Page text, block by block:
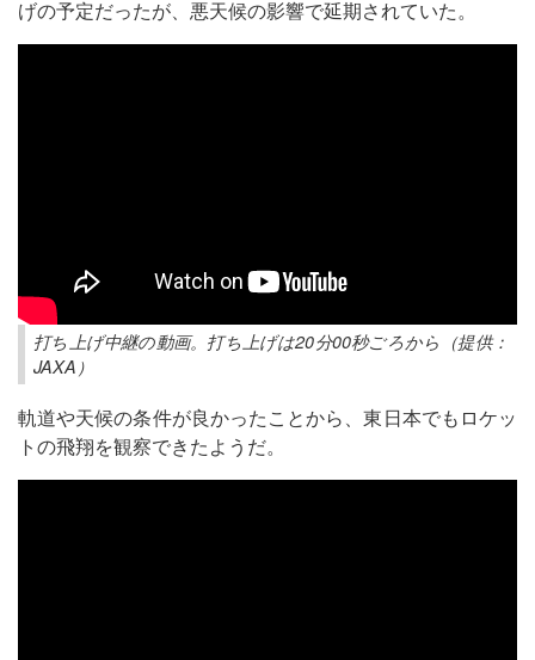
げの予定だったが、悪天候の影響で延期されていた。
打ち上げ中継の動画。打ち上げは20分00秒ごろから（提供：
JAXA）
軌道や天候の条件が良かったことから、東日本でもロケッ
トの飛翔を観察できたようだ。